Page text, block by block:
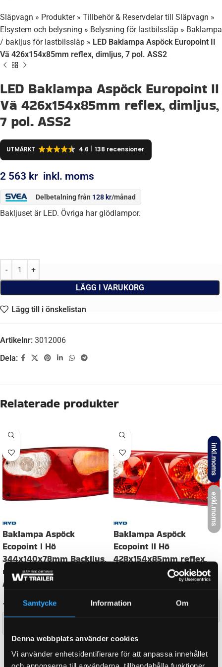
Samtycke Information Om
Denna webbplats använder cookies
Vi använder enhetsidentifierare för att anpassa innehållet
inkl.moms
exkl.moms
Släpvagn » Produkter» Tillbehör & Reservdelar till Släpvagn »
Elsystem och belysning » Belysning för lastbilssläp » Baklampa
/ bakljus för lastbilssläp » LED Baklampa Aspöck Europoint II
Vä 426x154x85mm reflex, dimljus, 7 pol. ASS2
LED Baklampa Aspöck Europoint II
Vä 426x154x85mm reflex, dimljus,
7 pol. ASS2
UTMÄRKT 4.6 138 recensioner
2 563 kr inkl. moms
Delbetalning från 128 kr/månad
Bakljuset är LED. Övriga har glödlampor.
LÄGG I VARUKORG
Lägg till i önskelistan
Artikelnr: 3012006
Dela:
Beskrivning
FABRIKAT Aspöck
HAR POSITIONSLJUS Ja
HAR BROMSLJUS
HAR BLINKERS